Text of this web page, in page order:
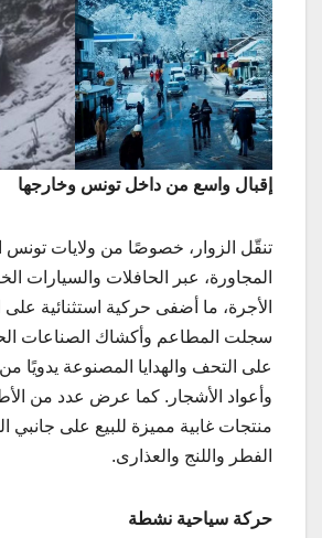
إقبال واسع من داخل تونس وخارجها
تنقّل الزوار، خصوصًا من ولايات تونس
المجاورة، عبر الحافلات والسيارات
الأجرة، ما أضفى حركية استثنائية على
سجلت المطاعم وأكشاك الصناعات
على التحف والهدايا المصنوعة يدويًا
وأعواد الأشجار. كما عرض عدد من
منتجات غابية مميزة للبيع على جانبي
الفطر واللنج والعذارى.
حركة سياحية نشطة